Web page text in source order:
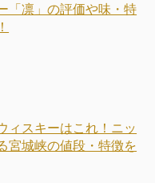
「凛」の評価や味・特
ィスキーはこれ！ニッ
宮城峡の値段・特徴を